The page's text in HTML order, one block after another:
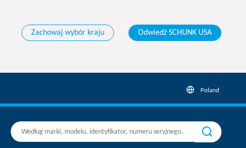
Zachowaj wybór kraju Odwiedź SCHUNK USA
Poland